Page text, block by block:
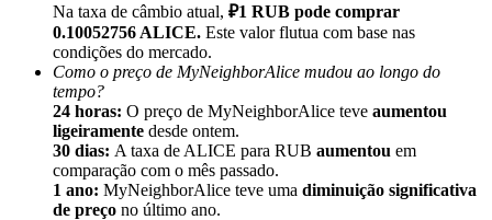
BTC Welcome Rewards
Na taxa de câmbio atual, ₽1 RUB pode comprar
0.10052756 ALICE. Este valor flutua com base nas
condições do mercado.
Como o preço de MyNeighborAlice mudou ao longo do
tempo?
24 horas: O preço de MyNeighborAlice teve aumentou
ligeiramente desde ontem.
30 dias: A taxa de ALICE para RUB aumentou em
comparação com o mês passado.
1 ano: MyNeighborAlice teve uma diminuição significativa
de preço no último ano.